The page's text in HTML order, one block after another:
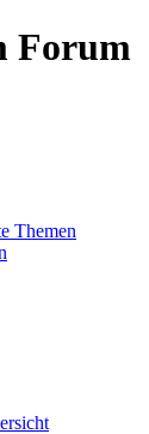
Forum
Themen